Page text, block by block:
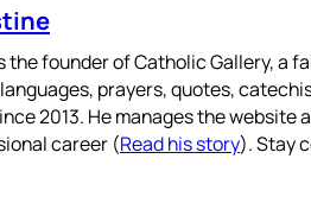
the founder of Catholic Gallery, a
prayers, quotes,
2013. He manages the website
career (Read his story). Stay